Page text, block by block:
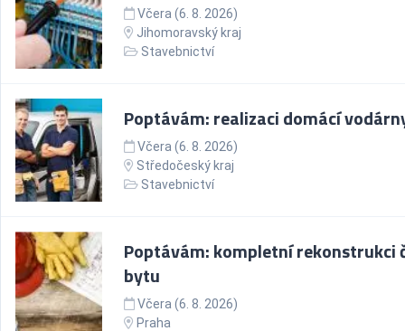
Včera (6. 8. 2026)
Jihomoravský kraj
Stavebnictví
Poptávám: realizaci domácí
Včera (6. 8. 2026)
Středočeský kraj
Stavebnictví
Poptávám: kompletní rekonstrukci
bytu
Včera (6. 8. 2026)
Praha